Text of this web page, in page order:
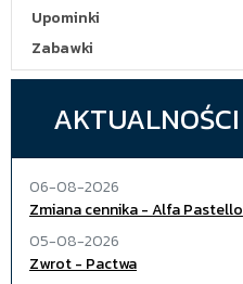
Upominki
Zabawki
AKTUALNOŚCI
06-08-2026
Zmiana cennika - Alfa Pastello
05-08-2026
Zwrot - Pactwa